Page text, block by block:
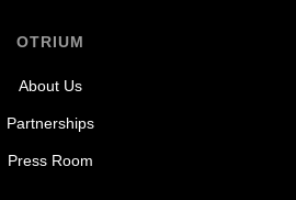
OTRIUM
About Us
Partnerships
Press Room